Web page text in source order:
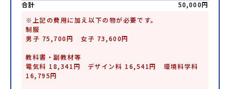
合計
50,000円
※上記の費用に加え以下の物が必要です。
制服
男子 75,700円　女子 73,600円
教科書・副教材等
電気科 18,341円　デザイン科 16,541円　環境科学科
16,795円